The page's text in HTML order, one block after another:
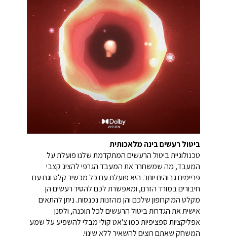
ביטול רעשים בינה מלאכותית
טכנולוגיית ביטול הרעשים המתקדמת שלנו פועלת על
המעבד, מה שמשחרר את המעבד הגרפי להציג קצבי
פריימים גבוהים יותר. היא פועלת עם כל מכשיר קלט וגם עם
חיבורים במורד הזרם, ומאפשרת לכם להסיר רעשים הן
מקלט המיקרופון שלכם והן מהזנות נכנסות. ניתן להתאים
אישית את הגדרות ביטול הרעשים לכל תוכנה, ולסנן
אפליקציות ספציפיות כמו צ'אט קולי מבלי להשפיע על שמע
המשחק שאתם רוצים להשאיר ללא שינוי.